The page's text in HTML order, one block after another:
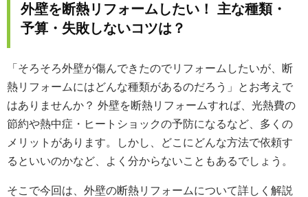
外壁を断熱リフォームしたい！ 主な種類・
予算・失敗しないコツは？
「そろそろ外壁が傷んできたのでリフォームしたいが、断
熱リフォームにはどんな種類があるのだろう」とお考えで
はありませんか？ 外壁を断熱リフォームすれば、光熱費の
節約や熱中症・ヒートショックの予防になるなど、多くの
メリットがあります。しかし、どこにどんな方法で依頼す
るといいのかなど、よく分からないこともあるでしょう。
そこで今回は、外壁の断熱リフォームについて詳しく解説